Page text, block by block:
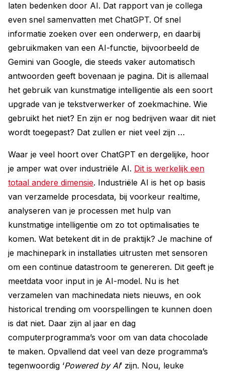
laten bedenken door AI. Dat rapport van je collega
even snel samenvatten met ChatGPT. Of snel
informatie zoeken over een onderwerp, en daarbij
gebruikmaken van een AI-functie, bijvoorbeeld de
Gemini van Google, die steeds vaker automatisch
antwoorden geeft bovenaan je pagina. Dit is allemaal
het gebruik van kunstmatige intelligentie als een soort
upgrade van je tekstverwerker of zoekmachine. Wie
gebruikt het niet? En zijn er nog bedrijven waar dit niet
wordt toegepast? Dat zullen er niet veel zijn …
Waar je veel hoort over ChatGPT en dergelijke, hoor
je amper wat over industriële AI. Dit is werkelijk een
totaal andere dimensie. Industriële AI is het op basis
van verzamelde procesdata, bij voorkeur realtime,
analyseren van je processen met hulp van
kunstmatige intelligentie om zo tot optimalisaties te
komen. Wat betekent dit in de praktijk? Je machine of
je machinepark in installaties uitrusten met sensoren
om een continue datastroom te genereren. Dit geeft je
meetdata voor input in je AI-model. Nu is het
verzamelen van machinedata niets nieuws, en ook
historical trending om voorspellingen te kunnen doen
is dat niet. Daar zijn al jaar en dag
computerprogramma’s voor om van data chocolade
te maken. Opvallend dat veel van deze programma’s
tegenwoordig ‘Powered by AI’ zijn. Nou, leuke